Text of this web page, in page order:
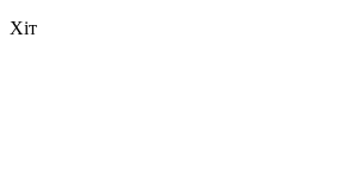
Хіт